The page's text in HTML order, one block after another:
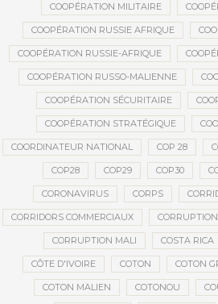
COOPÉRATION MILITAIRE
COOPÉRATION RUSSIE AFRIQUE
COOPÉRATION RUSSIE-AFRIQUE
COOPÉRATION RUSSO-MALIENNE
COOPÉRATION SÉCURITAIRE
COOPÉRATION STRATÉGIQUE
COORDINATEUR NATIONAL COP 28
COP28 COP29 COP30
CORONAVIRUS CORPS
CORRIDORS COMMERCIAUX CORRUPTION
CORRUPTION MALI COSTA RICA
CÔTE D'IVOIRE COTON COTON
COTON MALIEN COTONOU